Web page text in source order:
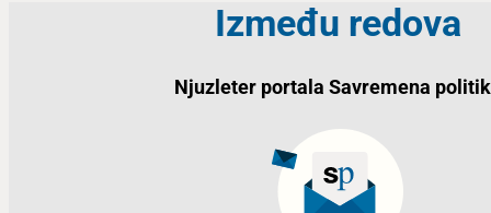
Između redova
Njuzleter portala Savremena